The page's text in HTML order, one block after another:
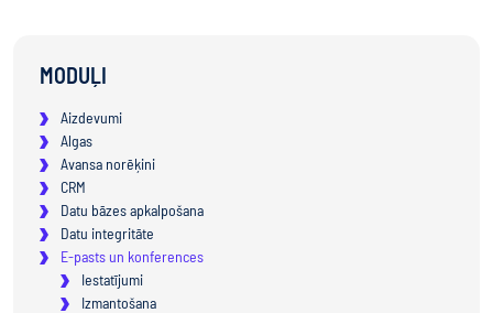
MODUĻI
Aizdevumi
Algas
Avansa norēķini
CRM
Datu bāzes apkalpošana
Datu integritāte
E-pasts un konferences
Iestatījumi
Izmantošana